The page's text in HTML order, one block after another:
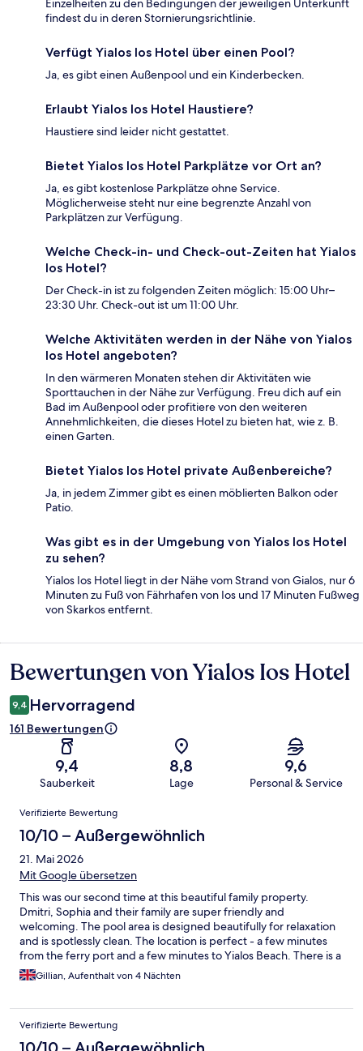
Einzelheiten zu den Bedingungen der jeweiligen Unterkunft
findest du in deren Stornierungsrichtlinie.
Verfügt Yialos Ios Hotel über einen Pool?
Ja, es gibt einen Außenpool und ein Kinderbecken.
Erlaubt Yialos Ios Hotel Haustiere?
Haustiere sind leider nicht gestattet.
Bietet Yialos Ios Hotel Parkplätze vor Ort an?
Ja, es gibt kostenlose Parkplätze ohne Service.
Möglicherweise steht nur eine begrenzte Anzahl von
Parkplätzen zur Verfügung.
Welche Check-in- und Check-out-Zeiten hat Yialos
Ios Hotel?
Der Check-in ist zu folgenden Zeiten möglich: 15:00 Uhr–
23:30 Uhr. Check-out ist um 11:00 Uhr.
Welche Aktivitäten werden in der Nähe von Yialos
Ios Hotel angeboten?
In den wärmeren Monaten stehen dir Aktivitäten wie
Sporttauchen in der Nähe zur Verfügung. Freu dich auf ein
Bad im Außenpool oder profitiere von den weiteren
Annehmlichkeiten, die dieses Hotel zu bieten hat, wie z. B.
einen Garten.
Bietet Yialos Ios Hotel private Außenbereiche?
Ja, in jedem Zimmer gibt es einen möblierten Balkon oder
Patio.
Was gibt es in der Umgebung von Yialos Ios Hotel
zu sehen?
Yialos Ios Hotel liegt in der Nähe vom Strand von Gialos, nur 6
Minuten zu Fuß von Fährhafen von Ios und 17 Minuten Fußweg
von Skarkos entfernt.
Bewertungen
Bewertungen von Yialos Ios Hotel
9,4 Hervorragend
161 Bewertungen
9,4
Sauberkeit
8,8
Lage
9,6
Personal & Service
Bewertungen
Verifizierte Bewertung
10/10 – Außergewöhnlich
21. Mai 2026
Mit Google übersetzen
This was our second time at this beautiful family property.
Dmitri, Sophia and their family are super friendly and
welcoming. The pool area is designed beautifully for relaxation
and is spotlessly clean. The location is perfect - a few minutes
from the ferry port and a few minutes to Yialos Beach. There is a
bus stop just across the road which will take you to the Chora
where it is livelier, although some restaurants in the marina are
the cakes and pastries freshly made by Dmitri’s mother Poppy.
We hope to return again many times.
Gillian, Aufenthalt von 4 Nächten
Verifizierte Bewertung